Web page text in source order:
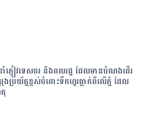
ាំភ្ញៀវទេសចរ និងពលរដ្ឋ ដែលមានបំណងដើរ
រុងប្រយ័ត្នខ្ពស់ចំពោះទឹកហូរធ្លាក់ពីលើភ្នំ ដែល